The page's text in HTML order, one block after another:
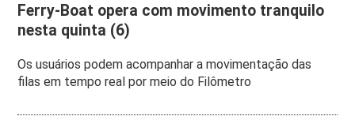
Ferry-Boat opera com movimento tranquilo
nesta quinta (6)
Os usuários podem acompanhar a movimentação das
filas em tempo real por meio do Filômetro